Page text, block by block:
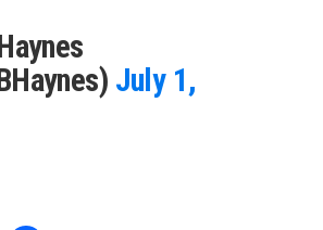
July 1,